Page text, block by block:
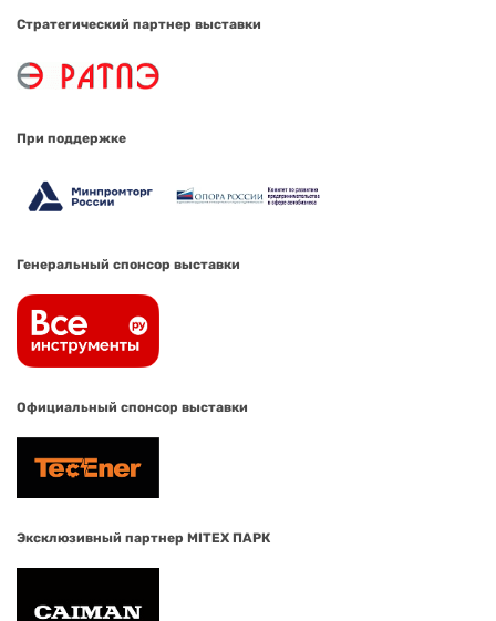
Стратегический партнер выставки
При поддержке
Генеральный спонсор выставки
Официальный спонсор выставки
Эксклюзивный партнер MITEX ПАРК